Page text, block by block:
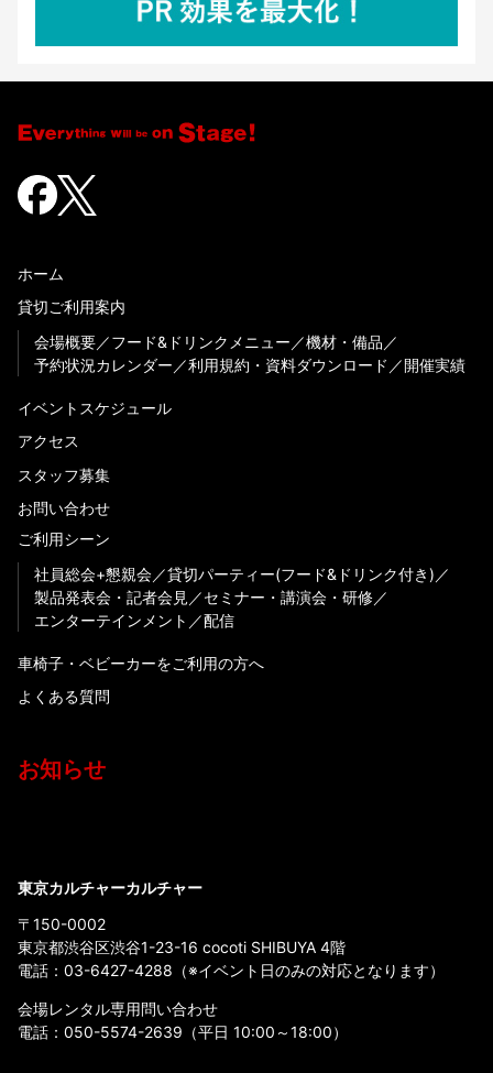
ホーム
貸切ご利用案内
会場概要
フード&ドリンクメニュー
機材・備品
予約状況カレンダー
利用規約・資料ダウンロード 開催実績
イベントスケジュール
アクセス
スタッフ募集
お問い合わせ
ご利用シーン
社員総会+懇親会
貸切パーティー(フード&ドリンク付き)
製品発表会・記者会見
セミナー・講演会・研修
エンターテインメント
配信
車椅子・ベビーカーをご利用の方へ
よくある質問
お知らせ
東京カルチャーカルチャー
〒150-0002
東京都渋谷区渋谷1-23-16 cocoti SHIBUYA 4階
電話： 03-6427-4288 （※イベント日のみの対応となります）
会場レンタル専用問い合わせ
電話： 050-5574-2639 （平日 10:00～18:00）